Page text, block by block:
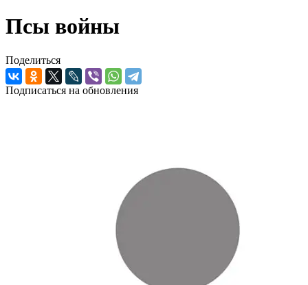
Псы войны
Поделиться
Подписаться на обновления